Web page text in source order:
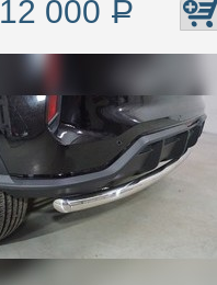
12 000 Р